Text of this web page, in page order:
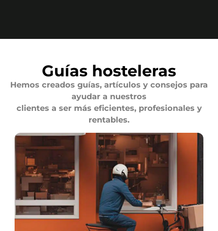
Guías hosteleras
Hemos creados guías, artículos y consejos para
ayudar a nuestros
clientes a ser más eficientes, profesionales y
rentables.